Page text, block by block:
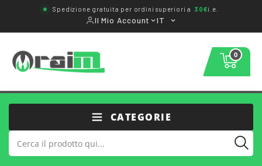
Spedizione gratuita per ordini superiori a 30€i.e.
Il Mio Account IT
0
CATEGORIE